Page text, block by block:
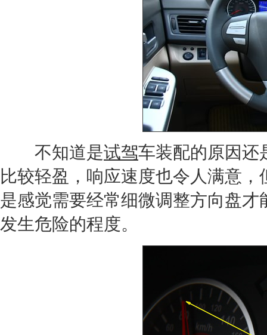
不知道是试驾车装配的原因还
比较轻盈，响应速度也令人满意
是感觉需要经常细微调整方向盘才
发生危险的程度。